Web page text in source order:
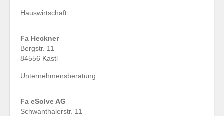
Hauswirtschaft
Fa Heckner
Bergstr. 11
84556 Kastl
Unternehmensberatung
Fa eSolve AG
Schwanthalerstr. 11